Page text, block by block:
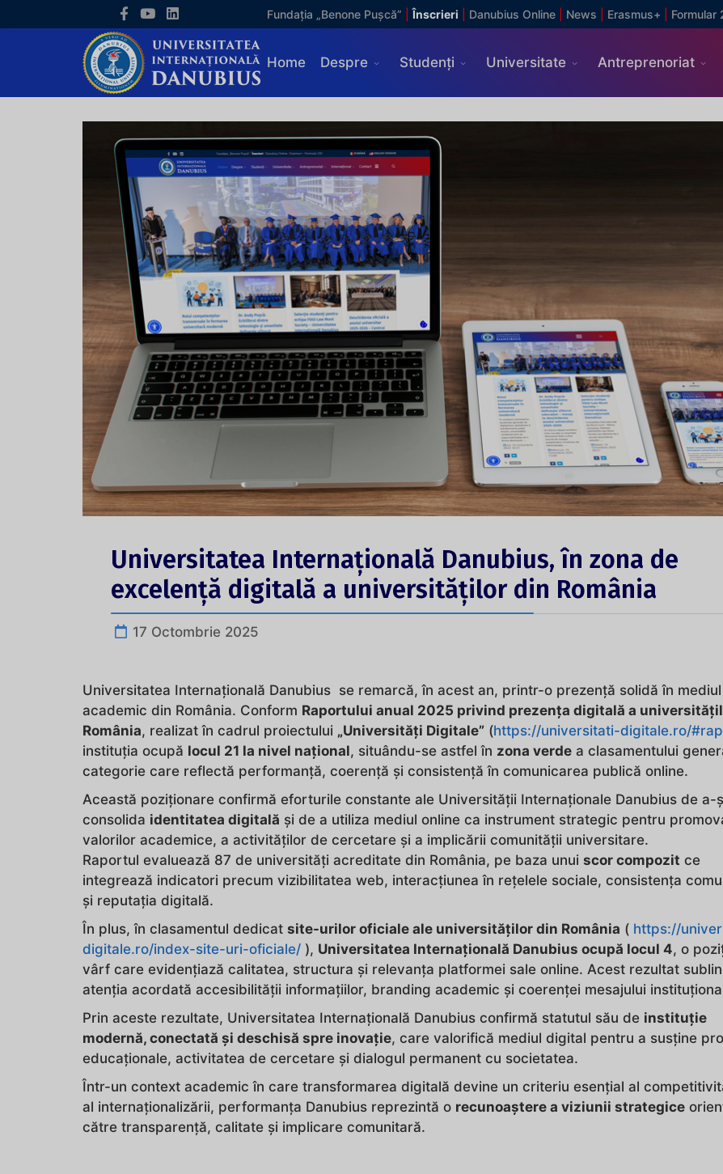
Fundația „Benone Pușcă” Înscrieri Danubius Online News Erasmus+ Formular
Home Despre Studenți Universitate Antreprenoriat
Universitatea Internațională Danubius, în zona de
excelență digitală a universităților din România
17 Octombrie 2025
Universitatea Internațională Danubius se remarcă, în acest an, printr-o prezență solidă în
academic din România. Conform Raportului anual 2025 privind prezența digitală a
România, realizat în cadrul proiectului „Universități Digitale” (https://universitati-digitale.ro/
instituția ocupă locul 21 la nivel național, situându-se astfel în zona verde a clasamentului
categorie care reflectă performanță, coerență și consistență în comunicarea publică online.
Această poziționare confirmă eforturile constante ale Universității Internaționale Danubius de a-
consolida identitatea digitală și de a utiliza mediul online ca instrument strategic pentru
valorilor academice, a activităților de cercetare și a implicării comunității universitare.
Raportul evaluează 87 de universități acreditate din România, pe baza unui scor compozit ce
integrează indicatori precum vizibilitatea web, interacțiunea în rețelele sociale, consistența
și reputația digitală.
În plus, în clasamentul dedicat site-urilor oficiale ale universităților din România ( https://
digitale.ro/index-site-uri-oficiale/ ), Universitatea Internațională Danubius ocupă locul 4, o
vârf care evidențiază calitatea, structura și relevanța platformei sale online. Acest rezultat
atenția acordată accesibilității informațiilor, branding academic și coerenței mesajului
Prin aceste rezultate, Universitatea Internațională Danubius confirmă statutul său de instituție
modernă, conectată și deschisă spre inovație, care valorifică mediul digital pentru a susține
educaționale, activitatea de cercetare și dialogul permanent cu societatea.
Într-un context academic în care transformarea digitală devine un criteriu esențial al
al internaționalizării, performanța Danubius reprezintă o recunoaștere a viziunii strategice
către transparență, calitate și implicare comunitară.